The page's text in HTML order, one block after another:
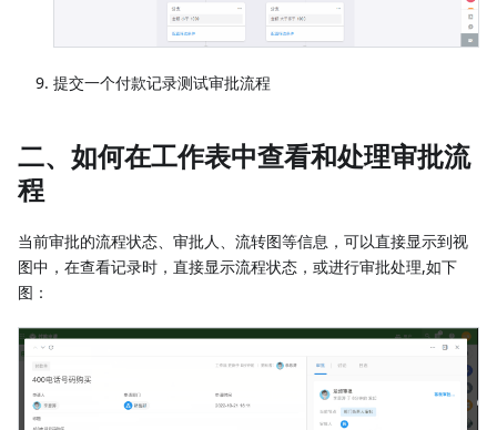
提交一个付款记录测试审批流程
二、如何在工作表中查看和处理审批流
程
当前审批的流程状态、审批人、流转图等信息，可以直接显示到视
图中，在查看记录时，直接显示流程状态，或进行审批处理,如下
图：